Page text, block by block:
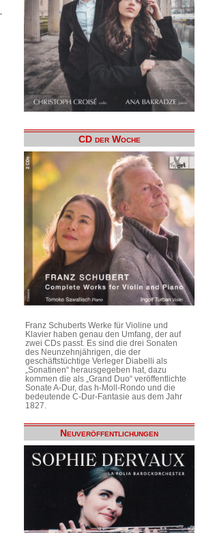
CD der Woche
Franz Schuberts Werke für Violine und
Klavier haben genau den Umfang, der auf
zwei CDs passt. Es sind die drei Sonaten
des Neunzehnjährigen, die der
geschäftstüchtige Verleger Diabelli als
„Sonatinen“ herausgegeben hat, dazu
kommen die als „Grand Duo“ veröffentlichte
Sonate A-Dur, das h-Moll-Rondo und die
bedeutende C-Dur-Fantasie aus dem Jahr
1827.
Neuveröffentlichungen